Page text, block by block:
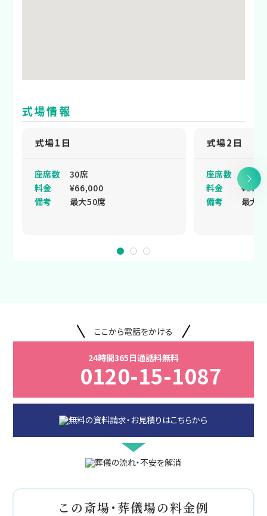
式場情報
式場1日
座席数
30席
料金
¥66,000
備考
最大50席
式場2日
座席数
30席
料金
備考
最大
ここから電話をかける
24時間365日通話料無料
0120-15-1087
この斎場・葬儀場の料金例